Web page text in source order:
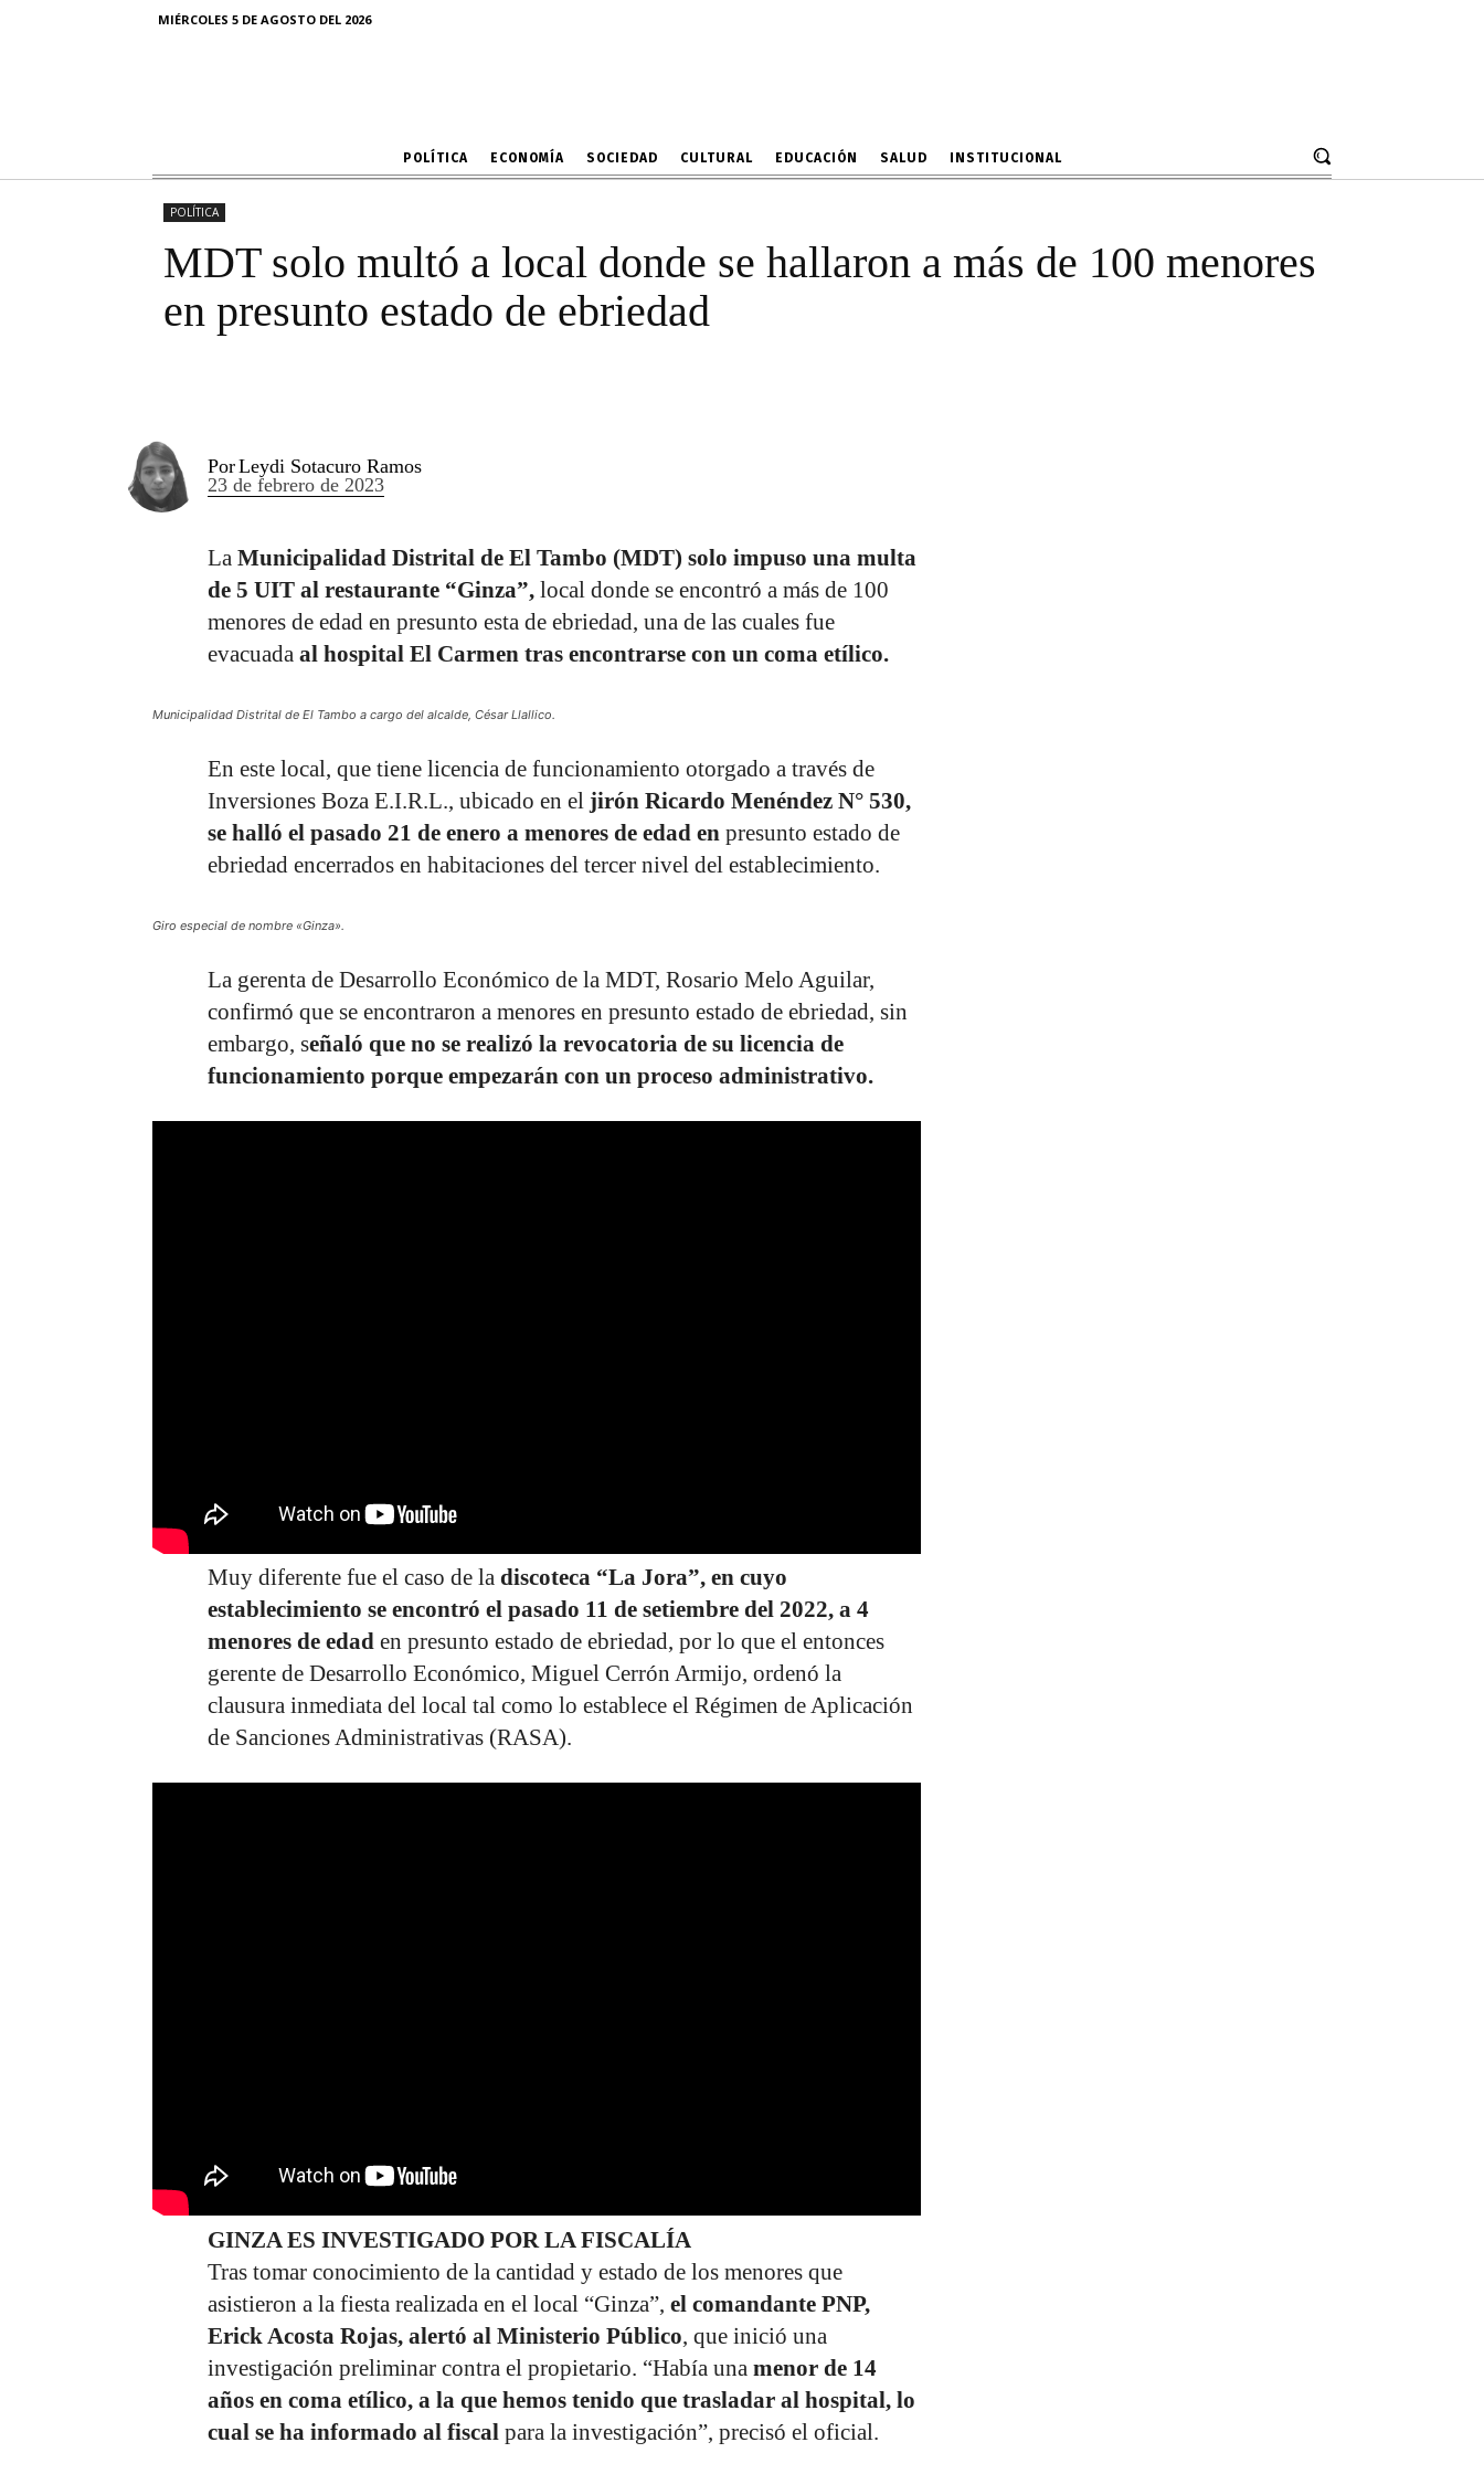
MIÉRCOLES 5 DE AGOSTO DEL 2026
POLÍTICA ECONOMÍA SOCIEDAD CULTURAL EDUCACIÓN SALUD INSTITUCIONAL
MDT solo multó a local donde se hallaron a más de
POLÍTICA
MDT solo multó a local donde se hallaron a más de 100 menores
en presunto estado de ebriedad
PorLeydi Sotacuro Ramos
23 de febrero de 2023
La Municipalidad Distrital de El Tambo (MDT) solo impuso una multa
de 5 UIT al restaurante “Ginza”, local donde se encontró a más de 100
menores de edad en presunto esta de ebriedad, una de las cuales fue
evacuada al hospital El Carmen tras encontrarse con un coma etílico.
Municipalidad Distrital de El Tambo a cargo del alcalde, César Llallico.
En este local, que tiene licencia de funcionamiento otorgado a través de
Inversiones Boza E.I.R.L., ubicado en el jirón Ricardo Menéndez N° 530,
se halló el pasado 21 de enero a menores de edad en presunto estado de
ebriedad encerrados en habitaciones del tercer nivel del establecimiento.
Giro especial de nombre «Ginza».
La gerenta de Desarrollo Económico de la MDT, Rosario Melo Aguilar,
confirmó que se encontraron a menores en presunto estado de ebriedad, sin
embargo, señaló que no se realizó la revocatoria de su licencia de
funcionamiento porque empezarán con un proceso administrativo.
Muy diferente fue el caso de la discoteca “La Jora”, en cuyo
establecimiento se encontró el pasado 11 de setiembre del 2022, a 4
menores de edad en presunto estado de ebriedad, por lo que el entonces
gerente de Desarrollo Económico, Miguel Cerrón Armijo, ordenó la
clausura inmediata del local tal como lo establece el Régimen de Aplicación
de Sanciones Administrativas (RASA).
GINZA ES INVESTIGADO POR LA FISCALÍA
Tras tomar conocimiento de la cantidad y estado de los menores que
asistieron a la fiesta realizada en el local “Ginza”, el comandante PNP,
Erick Acosta Rojas, alertó al Ministerio Público, que inició una
investigación preliminar contra el propietario. “Había una menor de 14
años en coma etílico, a la que hemos tenido que trasladar al hospital, lo
cual se ha informado al fiscal para la investigación”, precisó el oficial.